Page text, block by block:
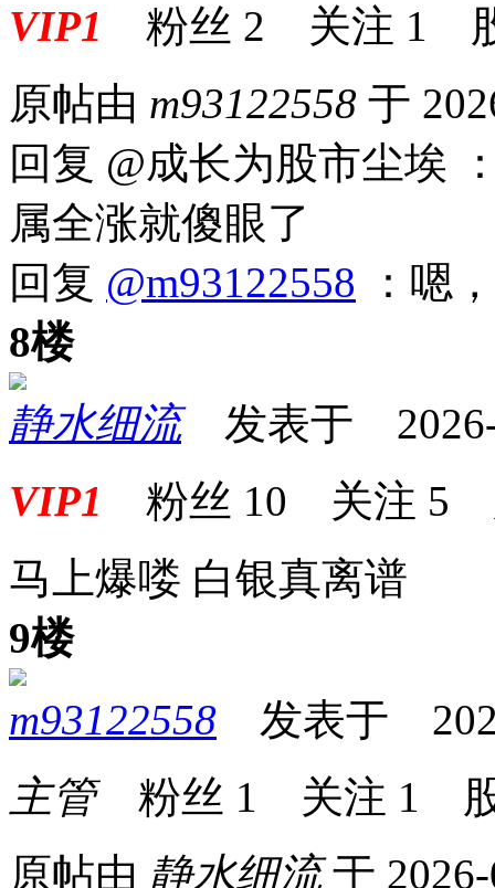
VIP1 粉丝 2 关注 1
原帖由 m93122558 于
回复 @成长为股市尘埃
属全涨就傻眼了
回复 @m93122558 ：嗯
8楼
静水细流发表于 2026-
VIP1 粉丝 10 关注 5
马上爆喽 白银真离谱
9楼
m93122558 发表于
主管粉丝 1 关注 1
原帖由 静水细流于